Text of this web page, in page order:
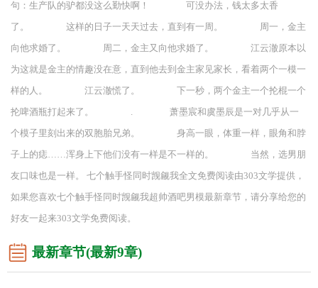
句：生产队的驴都没这么勤快啊！ 可没办法，钱太多太香
了。 这样的日子一天天过去，直到有一周。 周一，金主
向他求婚了。 周二，金主又向他求婚了。 江云澈原本以
为这就是金主的情趣没在意，直到他去到金主家见家长，看着两个一模一
样的人。 江云澈慌了。 下一秒，两个金主一个抡棍一个
抡啤酒瓶打起来了。 . 萧墨宸和虞墨辰是一对几乎从一
个模子里刻出来的双胞胎兄弟。 身高一眼，体重一样，眼角和脖
子上的痣……浑身上下他们没有一样是不一样的。 当然，选男朋
友口味也是一样。 七个触手怪同时觊觎我全文免费阅读由303文学提供，
如果您喜欢七个触手怪同时觊觎我超帅酒吧男模最新章节，请分享给您的
好友一起来303文学免费阅读。
最新章节(最新9章)